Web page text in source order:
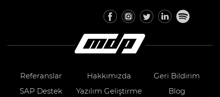
Referanslar Hakkımızda
Geri Bildirim
SAP Destek
Yazılım Geliştirme
Blog